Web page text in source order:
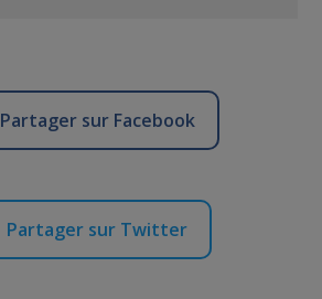
Partager sur Facebook
Partager sur Twitter